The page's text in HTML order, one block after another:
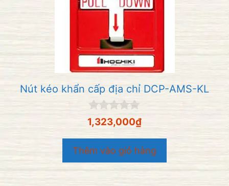
Nút kéo khẩn cấp địa chỉ DCP-AMS-KL
0
n
g
o
à
i
1,323,000₫
Thêm vào giỏ hàng